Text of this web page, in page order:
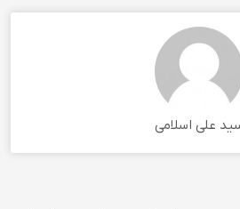
علی اسلامی